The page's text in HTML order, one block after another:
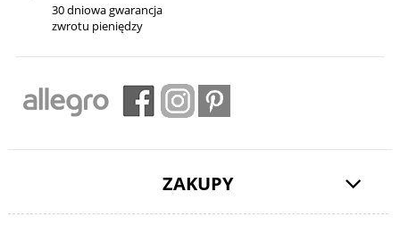
30 dniowa gwarancja
zwrotu pieniędzy
ZAKUPY